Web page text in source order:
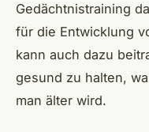
Gedächtnistraining
für die Entwicklung
kann auch dazu
gesund zu halten,
man älter wird.